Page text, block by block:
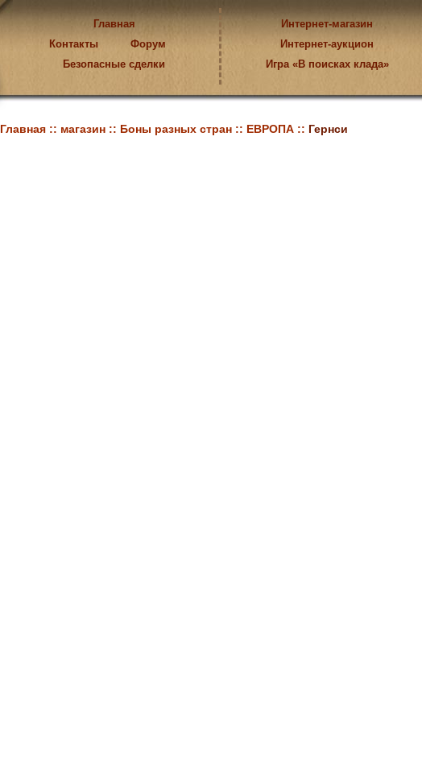
Главная
Контакты
Форум
Безопасные сделки
Интернет-магазин
Интернет-аукцион
Игра «В поисках клада»
Главная :: магазин :: Боны разных стран :: ЕВРОПА :: Гернси